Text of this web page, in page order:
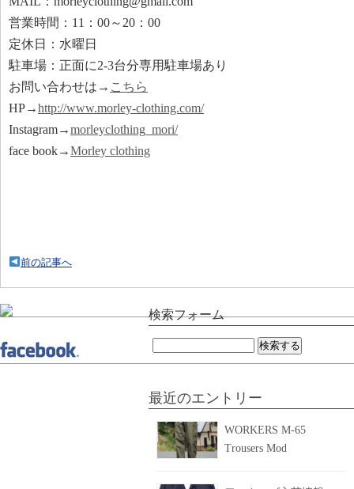
営業時間：11：00～20：00
定休日：水曜日
駐車場：正面に2-3台分専用駐車場あり
お問い合わせは→ こちら
HP→http://www.morley-clothing.com/
Instagram→morleyclothing_mori/
face book→Morley clothing
前の記事へ
検索フォーム
索:
最近のエントリー
WORKERS M-65
Trousers Mod